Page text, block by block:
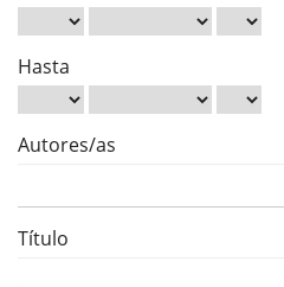
Hasta
Autores/as
Título